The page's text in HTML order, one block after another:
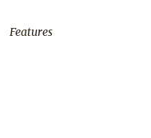
Features